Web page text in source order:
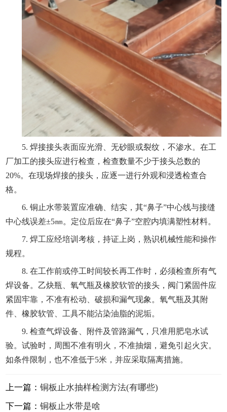
5. 焊接接头表面应光滑、无砂眼或裂纹，不渗水。在工
厂加工的接头应进行检查，检查数量不少于接头总数的
20%。在现场焊接的接头，应逐一进行外观和浸透检查合
格。
6. 铜止水带装置应准确、结实，其“鼻子”中心线与接缝
中心线误差±5㎜。定位后应在“鼻子”空腔内填满塑性材料。
7. 焊工应经培训考核，持证上岗，熟识机械性能和操作
规程。
8. 在工作前或停工时间较长再工作时，必须检查所有气
焊设备。乙炔瓶、氧气瓶及橡胶软管的接头，阀门紧固件应
紧固牢靠，不准有松动、破损和漏气现象。氧气瓶及其附
件、橡胶软管、工具不能沾染油脂的泥垢。
9. 检查气焊设备、附件及管路漏气，只准用肥皂水试
验。试验时，周围不准有明火，不准抽烟，避免引起火灾。
如条件限制，也不准低于5米，并应采取隔离措施。
上一篇：铜板止水抽样检测方法(有哪些)
下一篇：铜板止水带是啥